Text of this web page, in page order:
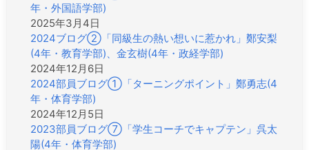
年・外国語学部)
2025年3月4日
2024ブログ②「同級生の熱い想いに惹かれ」鄭安梨
(4年・教育学部)、金玄樹(4年・政経学部)
2024年12月6日
2024部員ブログ①「ターニングポイント」鄭勇志(4
年・体育学部)
2024年12月5日
2023部員ブログ⑦「学生コーチでキャプテン」呉太
陽(4年・体育学部)